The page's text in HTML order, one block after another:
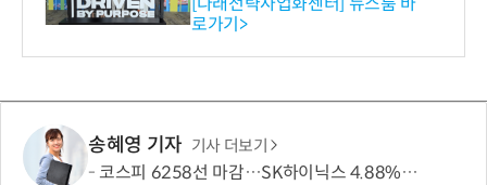
-바이오 해외 진출 교두보 확
보
로가기>
송혜영 기자 기사 더보기
코스피 6258선 마감…SK하이닉스 4.88% 내려